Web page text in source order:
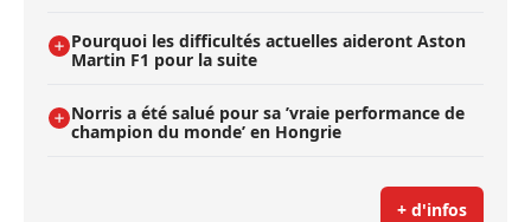
Pourquoi les difficultés actuelles aideront Aston
Martin F1 pour la suite
Norris a été salué pour sa ’vraie performance de
champion du monde’ en Hongrie
+ d'infos